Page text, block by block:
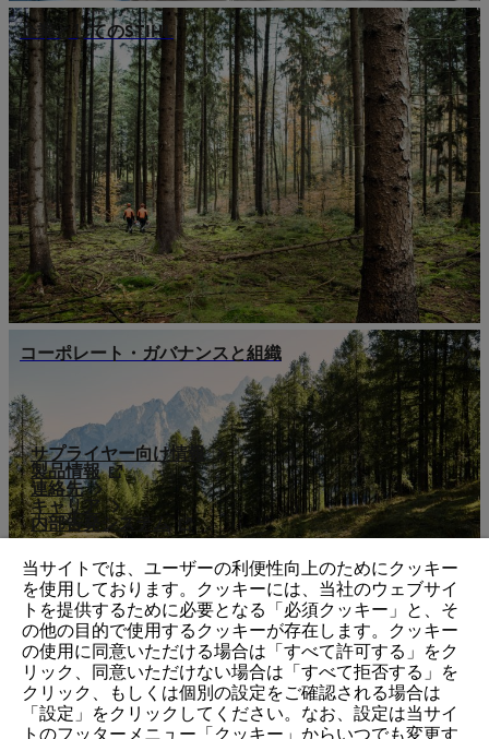
企業としてのSTIHL
コーポレート・ガバナンスと組織
サプライヤー向け情報
製品情報
連絡先
キャリア
内部告発システム
当サイトでは、ユーザーの利便性向上のためにクッキー
を使用しております。クッキーには、当社のウェブサイ
トを提供するために必要となる「必須クッキー」と、そ
の他の目的で使用するクッキーが存在します。クッキー
の使用に同意いただける場合は「すべて許可する」をク
リック、同意いただけない場合は「すべて拒否する」を
クリック、もしくは個別の設定をご確認される場合は
「設定」をクリックしてください。なお、設定は当サイ